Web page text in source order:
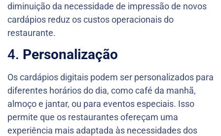
diminuição da necessidade de impressão de novos
cardápios reduz os custos operacionais do
restaurante.
4. Personalização
Os cardápios digitais podem ser personalizados para
diferentes horários do dia, como café da manhã,
almoço e jantar, ou para eventos especiais. Isso
permite que os restaurantes ofereçam uma
experiência mais adaptada às necessidades dos